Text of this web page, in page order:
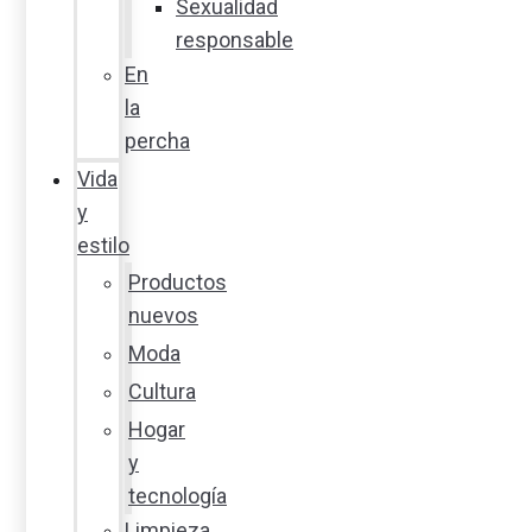
Sexualidad
responsable
En
la
percha
Vida
y
estilo
Productos
nuevos
Moda
Cultura
Hogar
y
tecnología